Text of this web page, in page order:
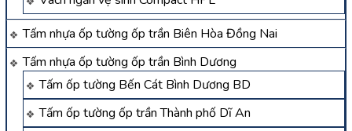
Tấm nhựa ốp tường ốp trần Biên Hòa Đồng Nai
Tấm nhựa ốp tường ốp trần Bình Dương
Tấm ốp tường Bến Cát Bình Dương BD
Tấm ốp tường ốp trần Thành phố Dĩ An